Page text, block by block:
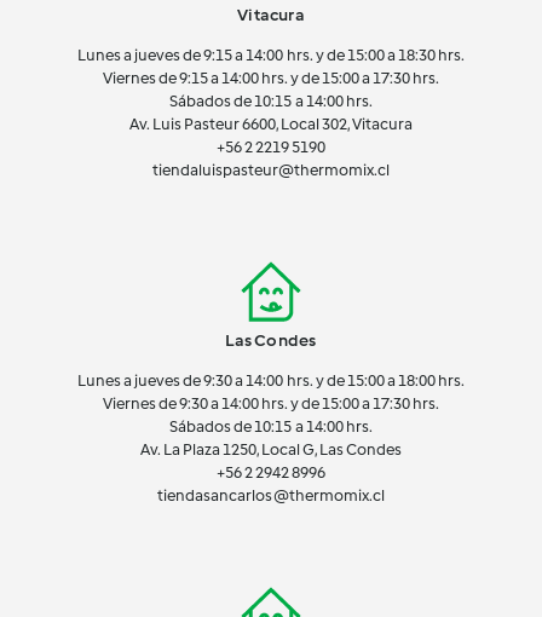
Vitacura
Lunes a jueves de 9:15 a 14:00 hrs. y de 15:00 a 18:30 hrs.
Viernes de 9:15 a 14:00 hrs. y de 15:00 a 17:30 hrs.
Sábados de 10:15 a 14:00 hrs.
Av. Luis Pasteur 6600, Local 302, Vitacura
+56 2 2219 5190
tiendaluispasteur@thermomix.cl
Las Condes
Lunes a jueves de 9:30 a 14:00 hrs. y de 15:00 a 18:00 hrs.
Viernes de 9:30 a 14:00 hrs. y de 15:00 a 17:30 hrs.
Sábados de 10:15 a 14:00 hrs.
Av. La Plaza 1250, Local G, Las Condes
+56 2 2942 8996
tiendasancarlos@thermomix.cl